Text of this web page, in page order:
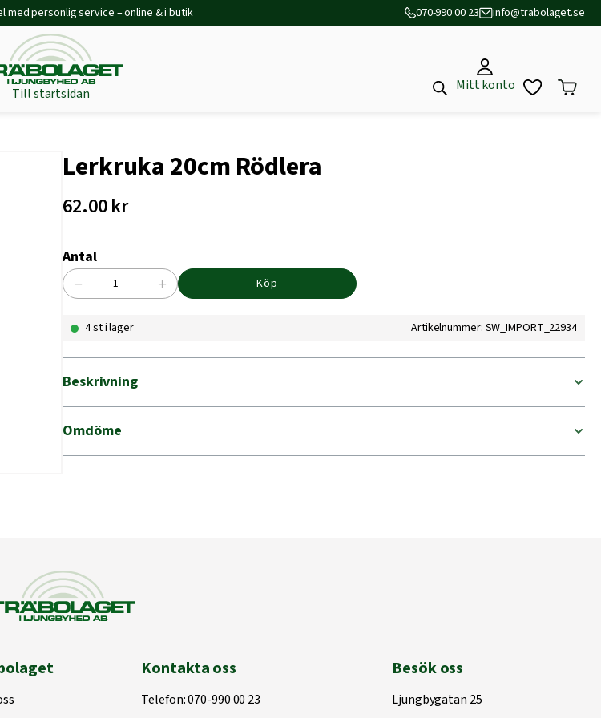
med personlig service – online & i butik 070-990 00 23 info@trabolaget.se
Till startsidan
Mitt konto
Lerkruka 20cm Rödlera
62.00kr
Antal
Lerkruka
Rödlera
− + Köp
4 st i lager Artikelnummer: SW_IMPORT_22934
Beskrivning
Omdöme
Kontakta oss
Telefon:070-990 00 23
Besök oss
Ljungbygatan 25